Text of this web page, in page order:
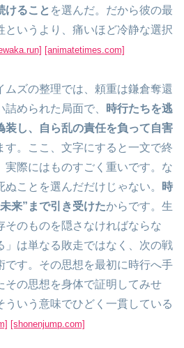
けること を選んだ。だから彼の最
というより、痛いほど冷静な選択
[animatetimes.com]
ムズの整理では、頼重は鎌倉奪還
められた局面で、
時行たちを逃
装し、自ら乱の責任を負って自害
す。ここ、文字にすると一文で終
実際にはものすごく重いです。な
ことを選んだだけじゃない。
時
来”まで引き受けたからです。生
そのものを隠さなければならな
」は単なる敗走ではなく、次の戦
です。その思想を最初に時行へ手
その思想を身体で証明してみせ
ういう意味でひどく一貫している
[shonenjump.com]